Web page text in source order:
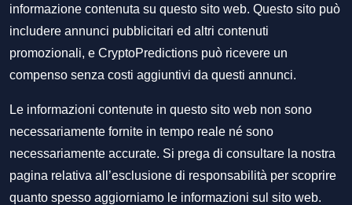
informazione contenuta su questo sito web. Questo sito può
includere annunci pubblicitari ed altri contenuti
promozionali, e CryptoPredictions può ricevere un
compenso senza costi aggiuntivi da questi annunci.
Le informazioni contenute in questo sito web non sono
necessariamente fornite in tempo reale né sono
necessariamente accurate. Si prega di consultare la nostra
pagina relativa all’esclusione di responsabilità per scoprire
quanto spesso aggiorniamo le informazioni sul sito web.